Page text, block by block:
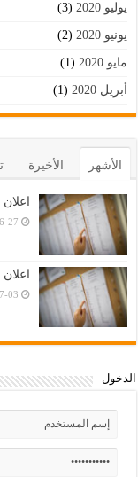
يوليو 2020 (3)
يونيو 2020 (2)
مايو 2020 (1)
أبريل 2020 (1)
الأشهر الأخيرة
27
03
الدخول